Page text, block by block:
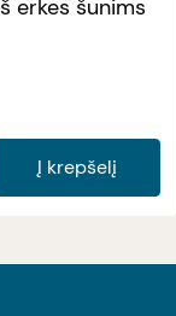
erkes šunims
Į krepšelį